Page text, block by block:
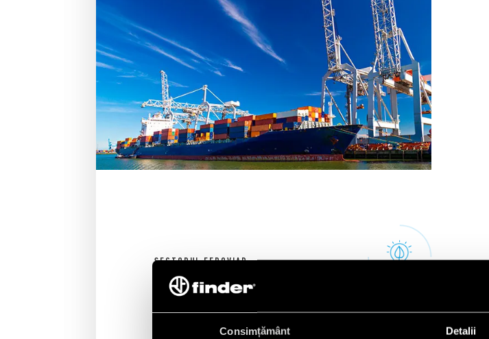
Consimțământ Detalii
SECTORUL FEROVIAR
Produsele și echipamentele pentru sectorul feroviar sunt supuse
unor standarde tehnice stricte și sunt concepute pentru a rezista
la șocuri și vibrații și pentru a asigura performanțe maxime la